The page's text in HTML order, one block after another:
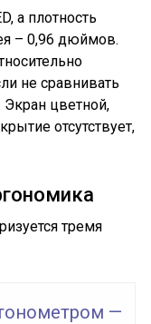
а плотность
– 0,96 дюймов.
не сравнивать
Экран цветной,
отсутствует,
тремя
—